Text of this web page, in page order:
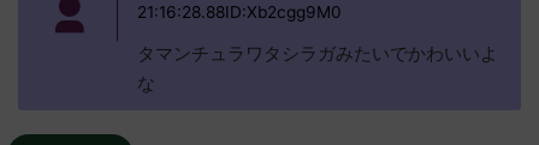
21:16:28.88ID:Xb2cgg9M0
タマンチュラワタシラガみたいでかわいいよ
な